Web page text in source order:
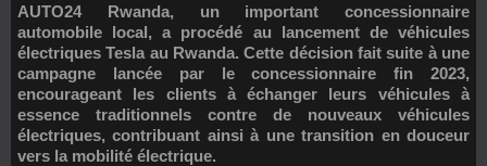
AUTO24 Rwanda, un important concessionnaire
automobile local, a procédé au lancement de véhicules
électriques Tesla au Rwanda. Cette décision fait suite à une
campagne lancée par le concessionnaire fin 2023,
encourageant les clients à échanger leurs véhicules à
essence traditionnels contre de nouveaux véhicules
électriques, contribuant ainsi à une transition en douceur
vers la mobilité électrique.